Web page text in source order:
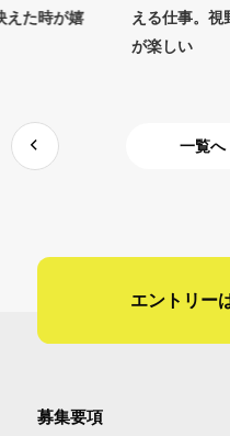
えた時が嬉
える仕事。視
が楽しい
一覧へ
エントリー
募集要項